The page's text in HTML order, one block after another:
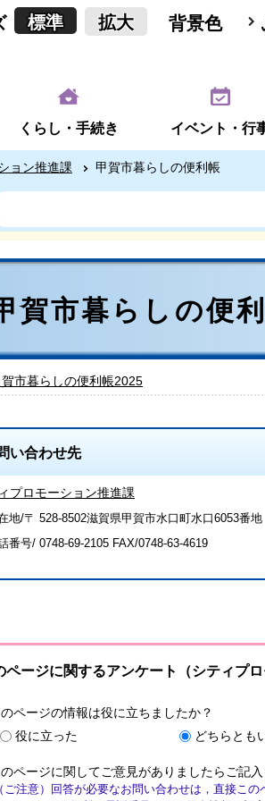
標準 拡大 背景色
くらし・手続き イベント・行
ョン推進課 甲賀市暮らしの便利帳
賀市暮らしの便
賀市暮らしの便利帳2025
い合わせ先
プロモーション推進課
地/〒 528-8502滋賀県甲賀市水口町水口6053番地
番号/ 0748-69-2105 FAX/0748-63-4619
ページに関するアンケート（シティプロ
ページの情報は役に立ちましたか？
役に立った
どちらとも
のページに関してご意見がありましたらご記入
ご注意）回答が必要なお問い合わせは，直接こ